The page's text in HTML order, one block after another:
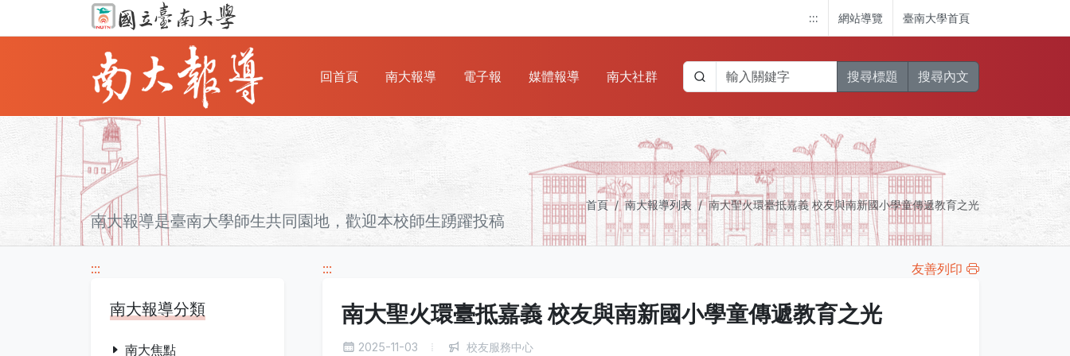
::: 網站導覽 臺南大學首頁
回首頁 南大報導 電子報 媒體報導 南大社群 搜尋標題 搜尋內文
南大報導是臺南大學師生共同園地，歡迎本校師生踴躍投稿
首頁 南大報導列表 南大聖火環臺抵嘉義 校友與南新國小學童傳遞教育之光
::: 友善列印
南大聖火環臺抵嘉義 校友與南新國小學童傳遞教育之光
2025-11-03 校友服務中心
:::
南大報導分類
南大焦點